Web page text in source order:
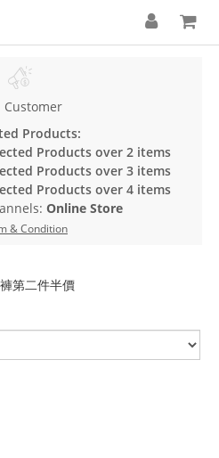
Customer
Products:
Products over 2 items
Products over 3 items
Products over 4 items
Online Store
& Condition
第二件半價